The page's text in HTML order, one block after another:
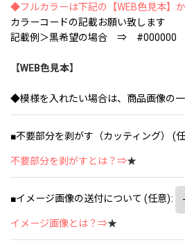
◆フルカラーは下記の【WEB色見本】
カラーコードの記載お願い致します
記載例＞黒希望の場合 ⇒ #000000
【WEB色見本】
◆模様を入れたい場合は、商品画像の
■不要部分を剥がす（カッティング） (
不要部分を剥がすとは？⇒★
■イメージ画像の送付について (任意):
イメージ画像とは？⇒★